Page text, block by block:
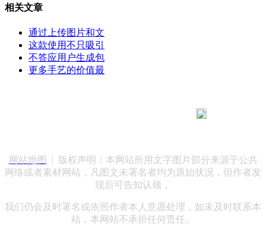
相关文章
通过上传图片和文
这款使用不只吸引
不答应用户生成包
更多手艺的价值最
网站地图
| 版权声明：本网站所用文字图片部分来源于公共
网络或者素材网站，凡图文未署名者均为原始状况，但作者发
现后可告知认领，
我们仍会及时署名或依照作者本人意愿处理，如未及时联系本
站，本网站不承担任何责任。